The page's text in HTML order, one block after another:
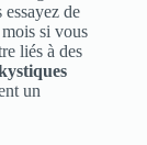
de
si vous
liés à des
un